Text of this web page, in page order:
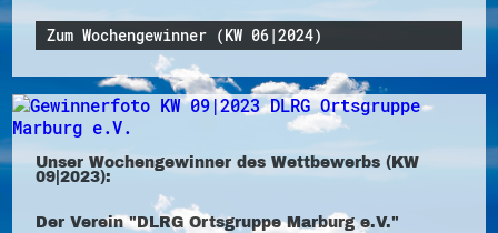
Zum Wochengewinner (KW 06|2024)
Unser Wochengewinner des Wettbewerbs (KW
09|2023):
Der Verein "DLRG Ortsgruppe Marburg e.V."